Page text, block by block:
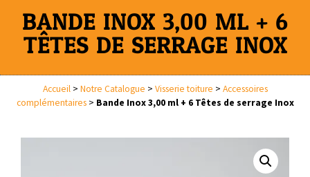
BANDE INOX 3,00 ML + 6
TÊTES DE SERRAGE INOX
Accueil> Notre Catalogue > Visserie toiture > Accessoires
complémentaires> Bande Inox 3,00 ml + 6 Têtes de serrage Inox